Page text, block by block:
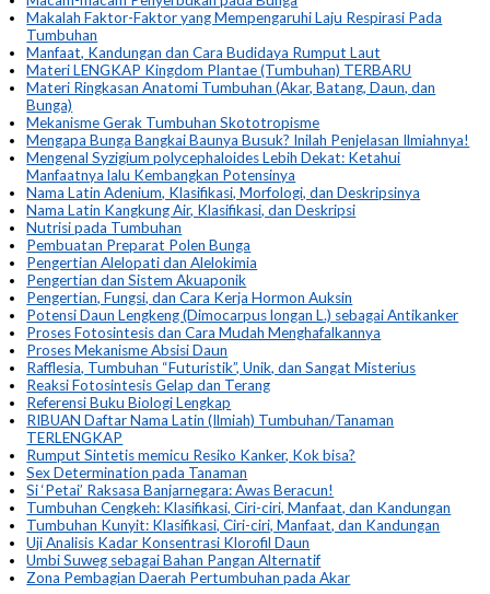
Makalah Faktor-Faktor yang Mempengaruhi Laju Respirasi Pada
Tumbuhan
Manfaat, Kandungan dan Cara Budidaya Rumput Laut
Materi LENGKAP Kingdom Plantae (Tumbuhan) TERBARU
Materi Ringkasan Anatomi Tumbuhan (Akar, Batang, Daun, dan
Bunga)
Mekanisme Gerak Tumbuhan Skototropisme
Mengapa Bunga Bangkai Baunya Busuk? Inilah Penjelasan Ilmiahnya!
Mengenal Syzigium polycephaloides Lebih Dekat: Ketahui
Manfaatnya lalu Kembangkan Potensinya
Nama Latin Adenium, Klasifikasi, Morfologi, dan Deskripsinya
Nama Latin Kangkung Air, Klasifikasi, dan Deskripsi
Nutrisi pada Tumbuhan
Pembuatan Preparat Polen Bunga
Pengertian Alelopati dan Alelokimia
Pengertian dan Sistem Akuaponik
Pengertian, Fungsi, dan Cara Kerja Hormon Auksin
Potensi Daun Lengkeng (Dimocarpus longan L.) sebagai Antikanker
Proses Fotosintesis dan Cara Mudah Menghafalkannya
Proses Mekanisme Absisi Daun
Rafflesia, Tumbuhan “Futuristik”, Unik, dan Sangat Misterius
Reaksi Fotosintesis Gelap dan Terang
Referensi Buku Biologi Lengkap
RIBUAN Daftar Nama Latin (Ilmiah) Tumbuhan/Tanaman
TERLENGKAP
Rumput Sintetis memicu Resiko Kanker, Kok bisa?
Sex Determination pada Tanaman
Si ‘Petai’ Raksasa Banjarnegara: Awas Beracun!
Tumbuhan Cengkeh: Klasifikasi, Ciri-ciri, Manfaat, dan Kandungan
Tumbuhan Kunyit: Klasifikasi, Ciri-ciri, Manfaat, dan Kandungan
Uji Analisis Kadar Konsentrasi Klorofil Daun
Umbi Suweg sebagai Bahan Pangan Alternatif
Zona Pembagian Daerah Pertumbuhan pada Akar